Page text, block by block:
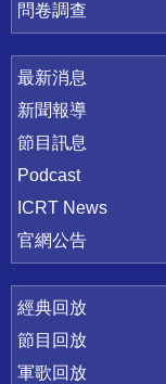
問卷調查
最新消息
新聞報導
節目訊息
Podcast
ICRT News
官網公告
經典回放
節目回放
軍歌回放